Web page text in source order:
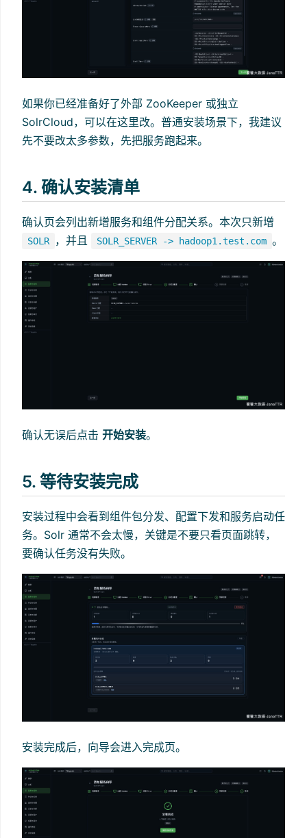
如果你已经准备好了外部 ZooKeeper 或独立
SolrCloud，可以在这里改。普通安装场景下，我建议
先不要改太多参数，先把服务跑起来。
4. 确认安装清单
确认页会列出新增服务和组件分配关系。本次只新增
SOLR ，并且 SOLR_SERVER -> hadoop1.test.com 。
确认无误后点击 开始安装。
5. 等待安装完成
安装过程中会看到组件包分发、配置下发和服务启动任
务。Solr 通常不会太慢，关键是不要只看页面跳转，
要确认任务没有失败。
安装完成后，向导会进入完成页。